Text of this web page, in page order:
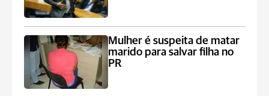
Mulher é suspeita de matar
marido para salvar filha no
PR